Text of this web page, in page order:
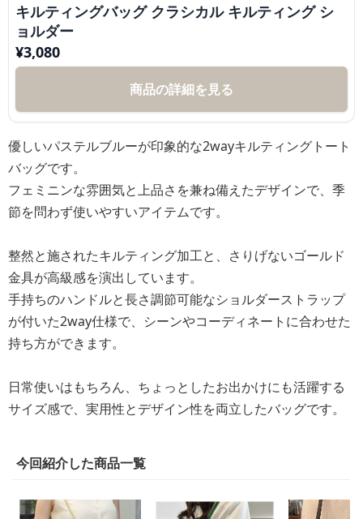
キルティングバッグ クラシカル キルティング シ
ョルダー
¥3,080
商品の詳細を見る
優しいパステルブルーが印象的な2wayキルティングトート
バッグです。
フェミニンな雰囲気と上品さを兼ね備えたデザインで、季
節を問わず使いやすいアイテムです。
整然と施されたキルティング加工と、さりげないゴールド
金具が高級感を演出しています。
手持ちのハンドルと長さ調節可能なショルダーストラップ
が付いた2way仕様で、シーンやコーディネートに合わせた
持ち方ができます。
日常使いはもちろん、ちょっとしたお出かけにも活躍する
サイズ感で、実用性とデザイン性を両立したバッグです。
今回紹介した商品一覧